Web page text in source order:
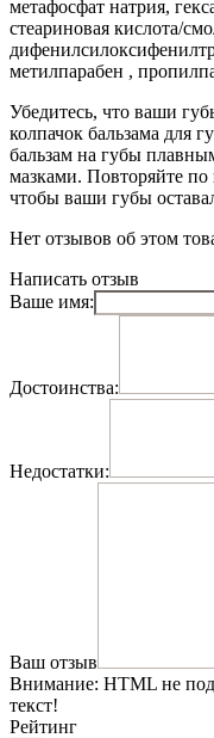
метафосфат натрия,
стеариновая кислота/
метилпарабен ,
Убедитесь, что ваши
колпачок бальзама для
бальзам на губы
мазками. Повторяйте по
чтобы ваши губы
Нет отзывов об этом
Написать отзыв
Ваше имя:
Достоинства:
Недостатки:
Ваш отзыв
Внимание: HTML не
текст!
Рейтинг